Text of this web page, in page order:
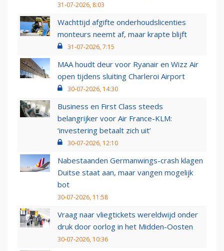
31-07-2026, 8:03
Wachttijd afgifte onderhoudslicenties
monteurs neemt af, maar krapte blijft
31-07-2026, 7:15
MAA houdt deur voor Ryanair en Wizz Air
open tijdens sluiting Charleroi Airport
30-07-2026, 14:30
Business en First Class steeds
belangrijker voor Air France-KLM:
‘investering betaalt zich uit’
30-07-2026, 12:10
Nabestaanden Germanwings-crash klagen
Duitse staat aan, maar vangen mogelijk
bot
30-07-2026, 11:58
Vraag naar vliegtickets wereldwijd onder
druk door oorlog in het Midden-Oosten
30-07-2026, 10:36